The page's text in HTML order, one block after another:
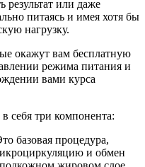
результат или даже
питаясь и имея хотя бы
нагрузку.
окажут вам бесплатную
режима питания и
вами курса
себя три компонента:
базовая процедура,
и обмен